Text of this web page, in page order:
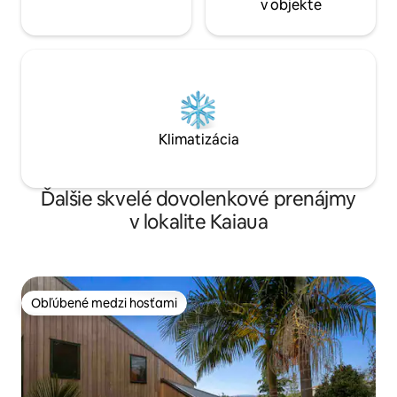
v objekte
Klimatizácia
Ďalšie skvelé dovolenkové prenájmy
v lokalite Kaiaua
Obľúbené medzi hosťami
Obľúbené medzi hosťami